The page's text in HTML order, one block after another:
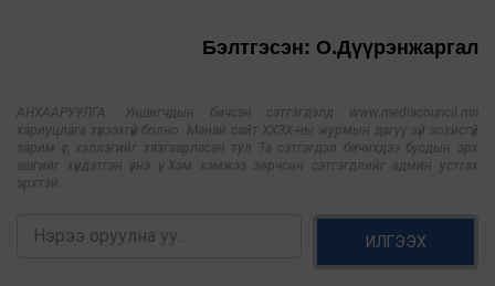
Бэлтгэсэн: О.Дүүрэнжаргал
АНХААРУУЛГА: Уншигчдын бичсэн сэтгэгдэлд www.mediacouncil.mn
хариуцлага хүлээхгүй болно. Манай сайт ХХЗХ-ны журмын дагуу зүй зохисгүй
зарим үг, хэллэгийг хязгаарласан тул Та сэтгэгдэл бичихдээ бусдын эрх
ашгийг хүндэтгэн үзнэ үү. Хэм хэмжээ зөрчсөн сэтгэгдлийг админ устгах
эрхтэй.
ИЛГЭЭХ